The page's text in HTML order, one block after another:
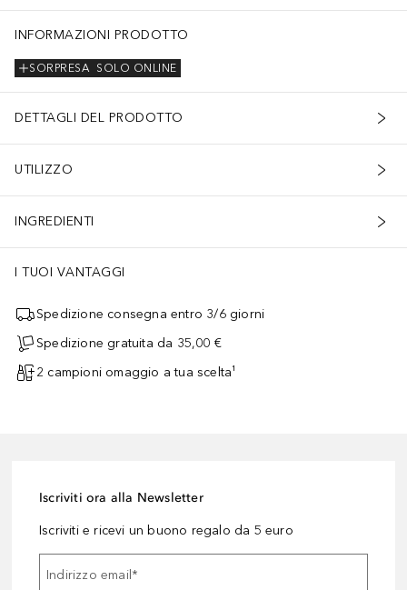
INFORMAZIONI PRODOTTO
SOLO ONLINE
SORPRESA
DETTAGLI DEL PRODOTTO
UTILIZZO
INGREDIENTI
I TUOI VANTAGGI
Spedizione consegna entro 3/6 giorni
Spedizione gratuita da 35,00 €
2 campioni omaggio a tua scelta¹
Iscriviti ora alla Newsletter
Iscriviti e ricevi un buono regalo da 5 euro
Indirizzo email*